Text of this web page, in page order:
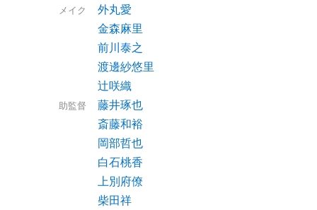
メイク
外丸愛
金森麻里
前川泰之
渡邊紗悠里
辻咲織
助監督
藤井琢也
斎藤和裕
岡部哲也
白石桃香
上別府僚
柴田祥